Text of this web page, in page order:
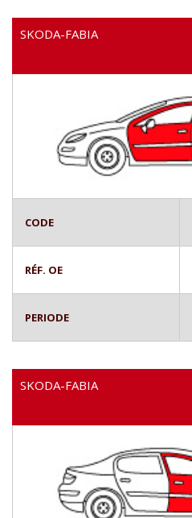
SKODA-FABIA
CODE
RÉF. OE
PERIODE
SKODA-FABIA